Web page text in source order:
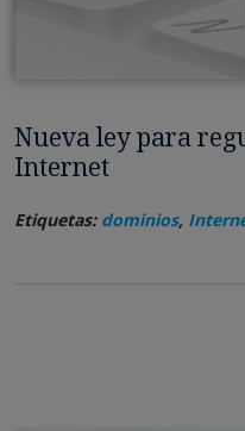
Nueva ley para
Internet
Etiquetas: dominios,